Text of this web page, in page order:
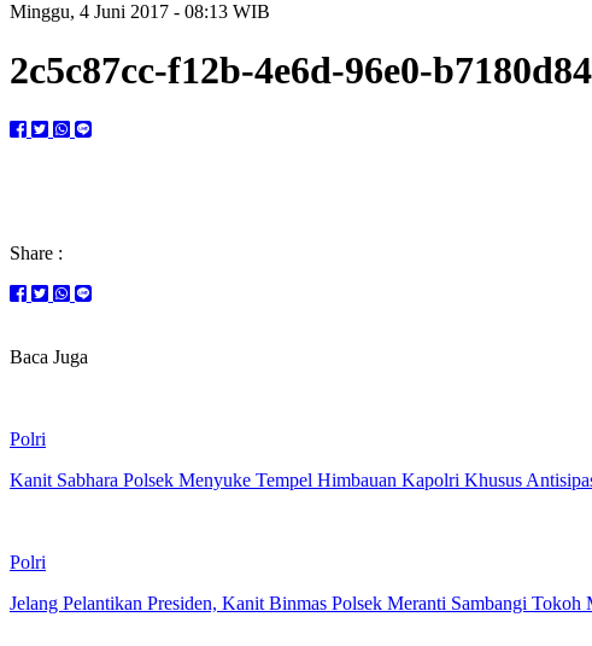
Minggu, 4 Juni 2017 - 08:13 WIB
2c5c87cc-f12b-4e6d-96e0-
Share :
Baca Juga
Polri
Kanit Sabhara Polsek Menyuke Tempel Himbauan Kapolri Khusus
Polri
Jelang Pelantikan Presiden, Kanit Binmas Polsek Meranti Sambangi Tokoh